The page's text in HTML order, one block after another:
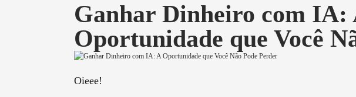
Ganhar Dinheiro com IA:
Oportunidade que Você
Oieee!